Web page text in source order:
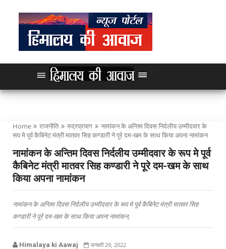
Home राजनीति रुद्रप्रयाग
नामांकन के अन्तिम दिवस निर्दलीय उम्मीदवार के
रूप मे पूर्व कैबिनेट मंत्री मातवर सिह कण्डारी ने पूरे दम-खम के साथ किया अपना नामांकन
नामांकन के अन्तिम दिवस निर्दलीय उम्मीदवार के रूप मे पूर्व
कैबिनेट मंत्री मातवर सिह कण्डारी ने पूरे दम-खम के साथ
किया अपना नामांकन
नामांकन के अन्तिम दिवस निर्दलीय उम्मीदवार के रूप मे पूर्व कैबिनेट मंत्री मातवर सिह
कण्डारी ने पूरे दम-खम के साथ किया अपना नामांकन,
Himalaya ki Aawaj जनवरी 29, 2022